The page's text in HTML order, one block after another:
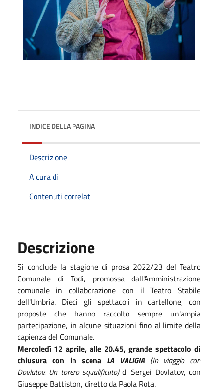
INDICE DELLA PAGINA
Descrizione
A cura di
Contenuti correlati
Descrizione
Si conclude la stagione di prosa 2022/23 del Teatro
Comunale di Todi, promossa dall'Amministrazione
comunale in collaborazione con il Teatro Stabile
dell'Umbria. Dieci gli spettacoli in cartellone, con
proposte che hanno raccolto sempre un'ampia
partecipazione, in alcune situazioni fino al limite della
capienza del Comunale.
Mercoledì 12 aprile, alle 20.45, grande spettacolo di
chiusura con in scena LA VALIGIA (In viaggio con
Dovlatov. Un torero squalificato)di Sergei Dovlatov, con
Giuseppe Battiston, diretto da Paola Rota.